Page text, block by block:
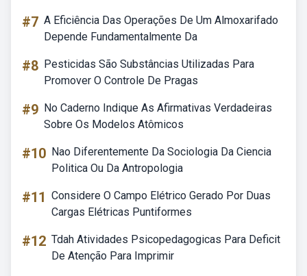
#7 A Eficiência Das Operações De Um Almoxarifado
Depende Fundamentalmente Da
#8 Pesticidas São Substâncias Utilizadas Para
Promover O Controle De Pragas
#9 No Caderno Indique As Afirmativas Verdadeiras
Sobre Os Modelos Atômicos
#10 Nao Diferentemente Da Sociologia Da Ciencia
Politica Ou Da Antropologia
#11 Considere O Campo Elétrico Gerado Por Duas
Cargas Elétricas Puntiformes
#12 Tdah Atividades Psicopedagogicas Para Deficit
De Atenção Para Imprimir